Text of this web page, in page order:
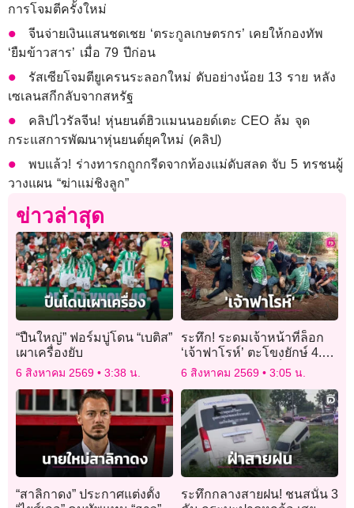
การโจมตีครั้งใหม่
จีนจ่ายเงินแสนชดเชย ‘ตระกูลเกษตรกร’ เคยให้กองทัพ
‘ยืมข้าวสาร’ เมื่อ 79 ปีก่อน
รัสเซียโจมตียูเครนระลอกใหม่ ดับอย่างน้อย 13 ราย หลัง
เซเลนสกีกลับจากสหรัฐ
คลิปไวรัลจีน! หุ่นยนต์ฮิวแมนนอยด์เตะ CEO ล้ม จุด
กระแสการพัฒนาหุ่นยนต์ยุคใหม่ (คลิป)
พบแล้ว! ร่างทารกถูกกรีดจากท้องแม่ดับสลด จับ 5 ทรชนผู้
วางแผน “ฆ่าแม่ชิงลูก”
ข่าวล่าสุด
“ปืนใหญ่” ฟอร์มบู่โดน “เบติส”
เผาเครื่องยับ
6 สิงหาคม 2569 3:38 น.
ระทึก! ระดมเจ้าหน้าที่ล็อก
‘เจ้าฟาโรห์’ ตะโขงยักษ์ 4.5
เมตร ย้ายบ้านสำเร็จ
6 สิงหาคม 2569 3:05 น.
“สาลิกาดง” ประกาศแต่งตั้ง
ระทึกกลางสายฝน! ชนสนั่น 3